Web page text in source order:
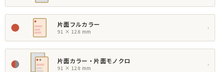
片面フルカラー
91 × 128 mm
›
片面カラー・片面モノクロ
91 × 128 mm
›